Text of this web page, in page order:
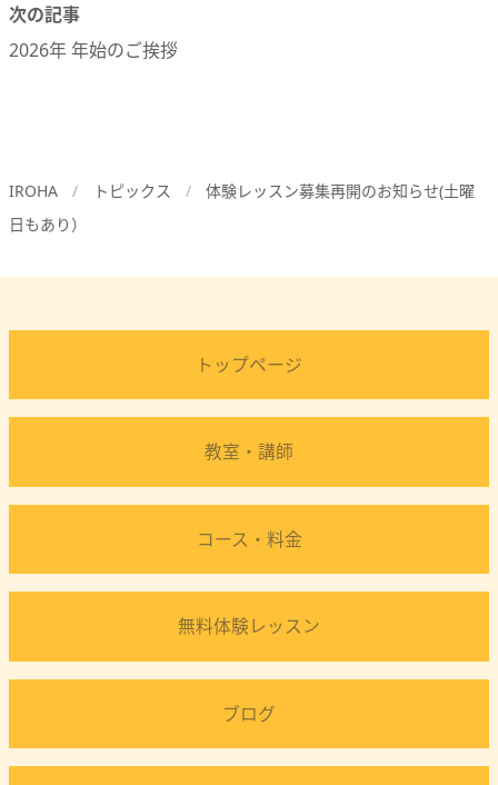
IROHA トピックス
体験レッスン募集再開のお知らせ(土曜
日もあり）
次の記事
2026年 年始のご挨拶
トップページ
教室・講師
コース・料金
無料体験レッスン
ブログ